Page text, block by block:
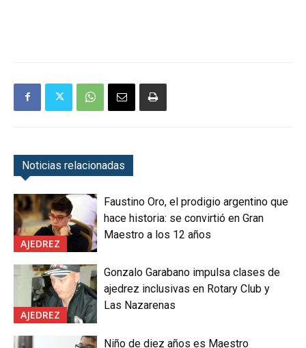
Noticias relacionadas
AJEDREZ
Faustino Oro, el prodigio argentino que
hace historia: se convirtió en Gran
Maestro a los 12 años
AJEDREZ
Gonzalo Garabano impulsa clases de
ajedrez inclusivas en Rotary Club y
Las Nazarenas
Niño de diez años es Maestro